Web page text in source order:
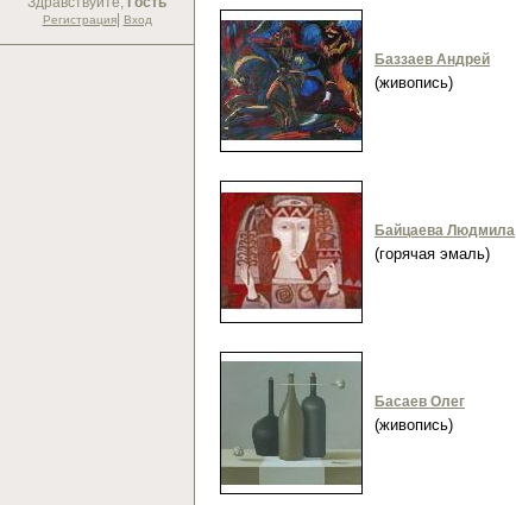
Регистрация| Вход
Баззаев Андрей
(живопись)
Байцаева Людмила
(горячая эмаль)
Басаев Олег
(живопись)